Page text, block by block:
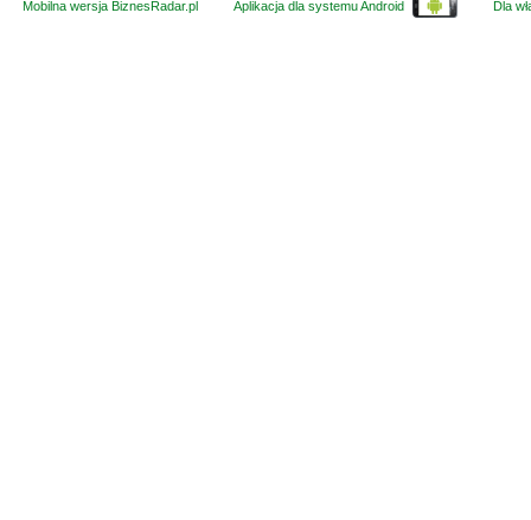
Mobilna wersja BiznesRadar.pl
Aplikacja dla systemu Android Dla